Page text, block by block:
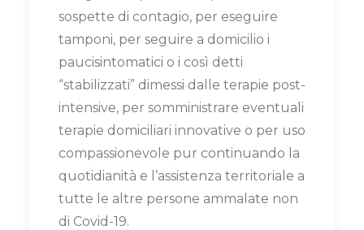
sospette di contagio, per eseguire
tamponi, per seguire a domicilio i
paucisintomatici o i così detti
“stabilizzati” dimessi dalle terapie post-
intensive, per somministrare eventuali
terapie domiciliari innovative o per uso
compassionevole pur continuando la
quotidianità e l’assistenza territoriale a
tutte le altre persone ammalate non
di Covid-19.